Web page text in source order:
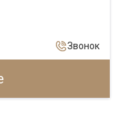
Звонок